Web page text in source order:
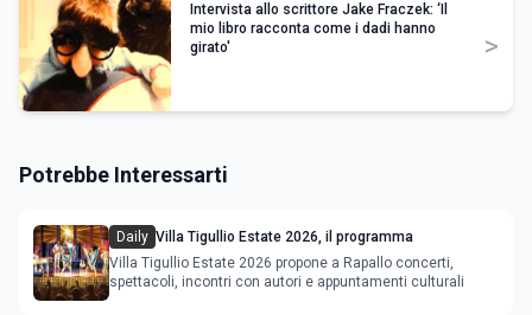
Intervista allo scrittore Jake Fraczek: ‘Il
mio libro racconta come i dadi hanno
girato'
>
Potrebbe Interessarti
Daily Villa Tigullio Estate 2026, il programma
Villa Tigullio Estate 2026 propone a Rapallo concerti,
spettacoli, incontri con autori e appuntamenti culturali